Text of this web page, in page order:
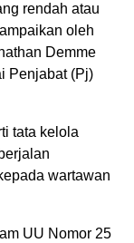
rendah atau
oleh
Demme
Penjabat (Pj)
tata kelola
wartawan
UU Nomor 25